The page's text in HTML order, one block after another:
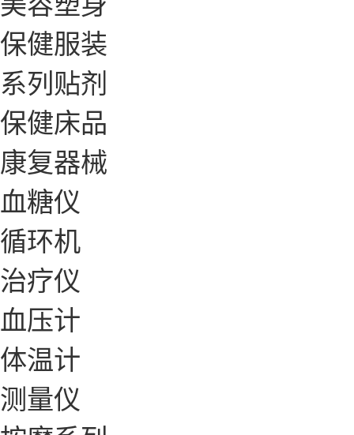
保健服装
系列贴剂
保健床品
康复器械
血糖仪
循环机
治疗仪
血压计
体温计
测量仪